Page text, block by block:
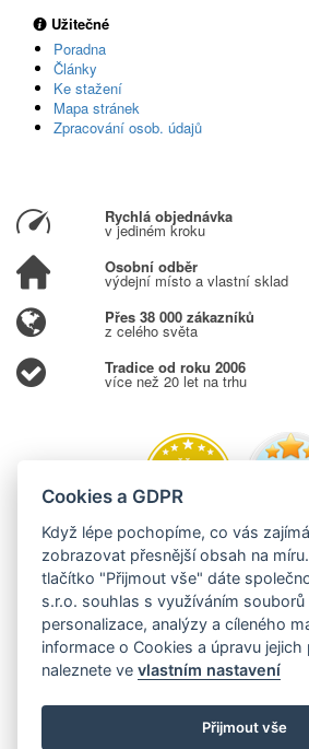
Užitečné
Poradna
Články
Ke stažení
Mapa stránek
Zpracování osob. údajů
Rychlá objednávka
v jediném kroku
Osobní odběr
výdejní místo a vlastní sklad
Přes 38 000 zákazníků
z celého světa
Tradice od roku 2006
více než 20 let na trhu
Cookies a GDPR
Když lépe pochopíme, co vás
zobrazovat přesnější obsah na
tlačítko "Přijmout vše" dáte
s.r.o. souhlas s využíváním
personalizace, analýzy a cíleného
informace o Cookies a úpravu jejich
naleznete vevlastním nastavení
Přijmout vše